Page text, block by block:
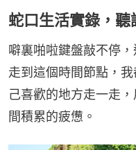
蛇口生活實錄，聽
噼裏啪啦鍵盤敲不停
走到這個時間節點，
己喜歡的地方走一走
間積累的疲憊。